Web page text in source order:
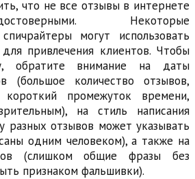
что не все отзывы в интернете
Некоторые
могут использовать
привлечения клиентов. Чтобы
обратите внимание на даты
(большое количество отзывов,
промежуток времени,
на стиль написания
разных отзывов может указывать
одним человеком), а также на
(слишком общие фразы без
признаком фальшивки).